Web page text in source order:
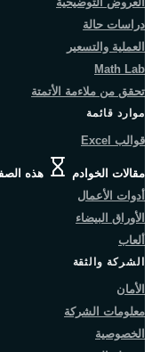
دراسات حالة
العملية والتسعير
Math Lab
تحقق من ملاءمة الأتمتة
موارد قائمة
قوالب Excel
مقالات الخوادم
هذه
أدوات الأعمال
الأوراق البيضاء
ألعاب
الشركة والثقة
الأمان
معلومات الشركة
الخصوصية